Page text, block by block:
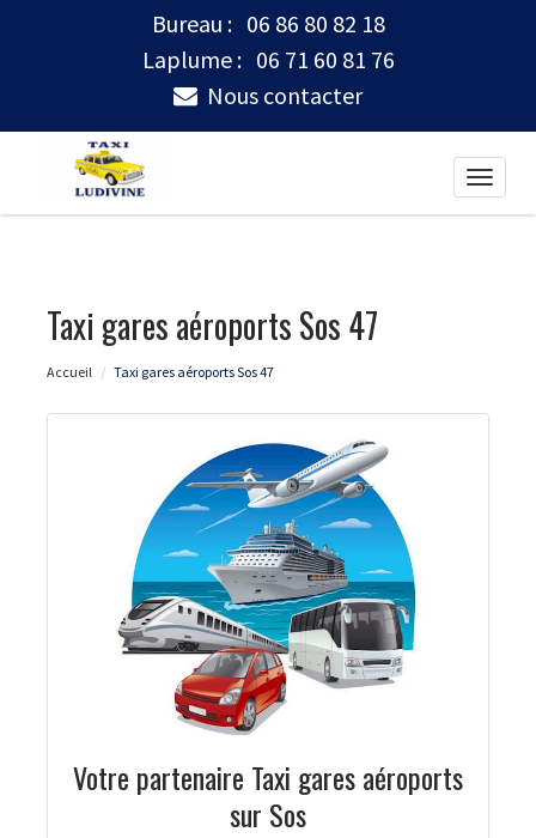
Bureau : 06 86 80 82 18
Laplume : 06 71 60 81 76
Nous contacter
Toggle
Taxi gares aéroports Sos 47
Accueil Taxi gares aéroports Sos 47
Votre partenaire Taxi gares aéroports
sur Sos